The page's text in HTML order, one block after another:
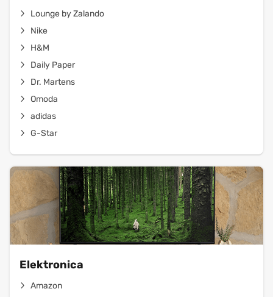
Lounge by Zalando
Nike
H&M
Daily Paper
Dr. Martens
Omoda
adidas
G-Star
Elektronica
Amazon